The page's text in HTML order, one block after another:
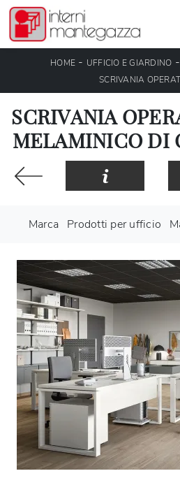
HOME - UFFICIO E GIARDINO -
SCRIVANIA
SCRIVANIA
MELAMINICO DI
Marca Prodotti per ufficio